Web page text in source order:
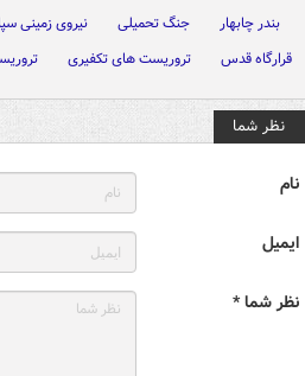
بندر چابهار جنگ تحمیلی نیروی زمینی
قرارگاه قدس
تروریست های تکفیری
نظر شما
نام
ایمیل
نظر شما *